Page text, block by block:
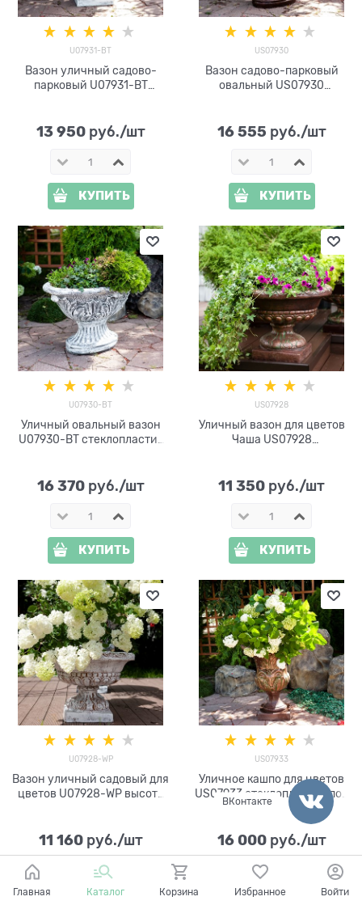
U07931-BT
Вазон уличный садово-
парковый U07931-BT
13 950 руб./шт
КУПИТЬ
US07930
Вазон садово-парковый
овальный US07930
16 555 руб./шт
КУПИТЬ
U07930-BT
Уличный овальный вазон
U07930-BT стеклопластик
16 370 руб./шт
КУПИТЬ
US07928
Уличный вазон для цветов
Чаша US07928
11 350 руб./шт
КУПИТЬ
U07928-WP
Вазон уличный садовый для
цветов U07928-WP высота
11 160 руб./шт
US07933
Уличное кашпо для цветов
US07933 стеклопластик под
бронзу h= 90 см
16 000 руб./шт
Главная Каталог Корзина Избранное Войти
ВКонтакте